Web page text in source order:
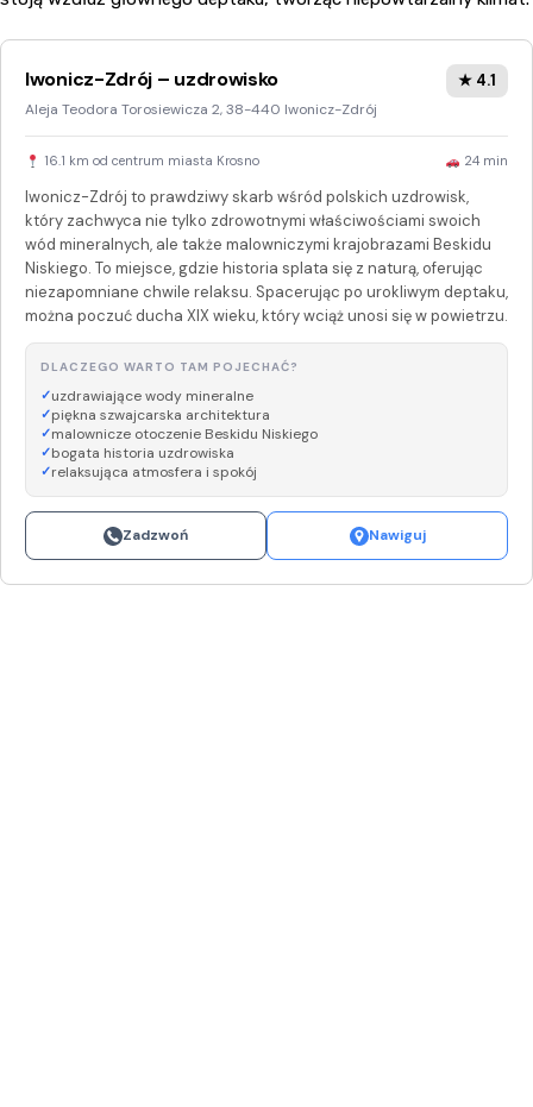
Iwonicz-Zdrój – uzdrowisko
Aleja Teodora Torosiewicza 2, 38-440 Iwonicz-Zdrój
★ 4.1
16.1 km od centrum miasta Krosno 24 min
Iwonicz-Zdrój to prawdziwy skarb wśród polskich uzdrowisk,
który zachwyca nie tylko zdrowotnymi właściwościami swoich
wód mineralnych, ale także malowniczymi krajobrazami Beskidu
Niskiego. To miejsce, gdzie historia splata się z naturą, oferując
niezapomniane chwile relaksu. Spacerując po urokliwym deptaku,
można poczuć ducha XIX wieku, który wciąż unosi się w powietrzu.
DLACZEGO WARTO TAM POJECHAĆ?
uzdrawiające wody mineralne
piękna szwajcarska architektura
malownicze otoczenie Beskidu Niskiego
bogata historia uzdrowiska
relaksująca atmosfera i spokój
Zadzwoń Nawiguj